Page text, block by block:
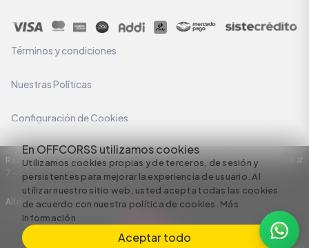
En OFFCORSS utilizamos cookies
Utilizamos cookies propias y de terceros, de sesión y
persistentes para mejorar la experiencia de usuario. Al
utilizar nuestro sitio web, usted acepta todas las cookies
de acuerdo con nuestra política de cookies. Más
información
Aceptar todo
Términos y condiciones
Nuestras Políticas
Configuración de Cookies
Razón Social: C.I HERMECO S.A. NIT: 890924167-6 Dirección: Carrera 50 #
7 – 35
All rights reserved empowered by